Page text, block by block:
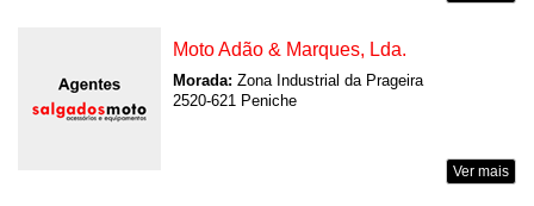
Moto Adão & Marques, Lda.
Morada: Zona Industrial da Prageira
2520-621 Peniche
Ver mais